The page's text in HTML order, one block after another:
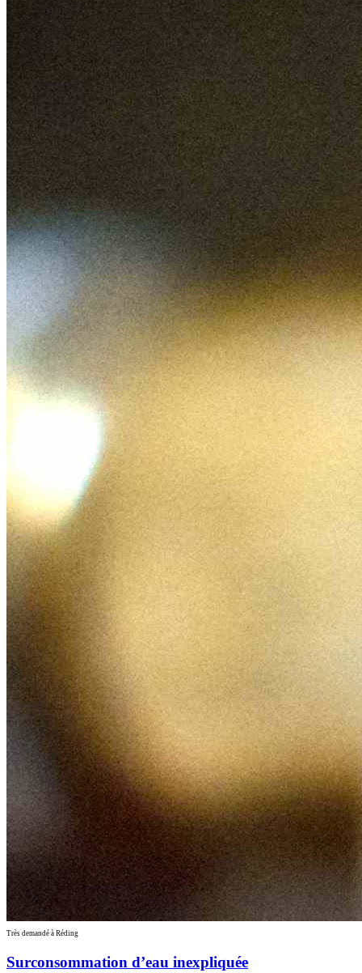
Très demandé à Réding
Surconsommation d’eau inexpliquée